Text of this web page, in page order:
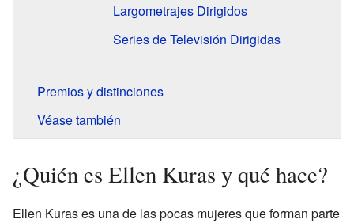
Largometrajes Dirigidos
Series de Televisión Dirigidas
Premios y distinciones
Véase también
¿Quién es Ellen Kuras y qué hace?
Ellen Kuras es una de las pocas mujeres que forman parte